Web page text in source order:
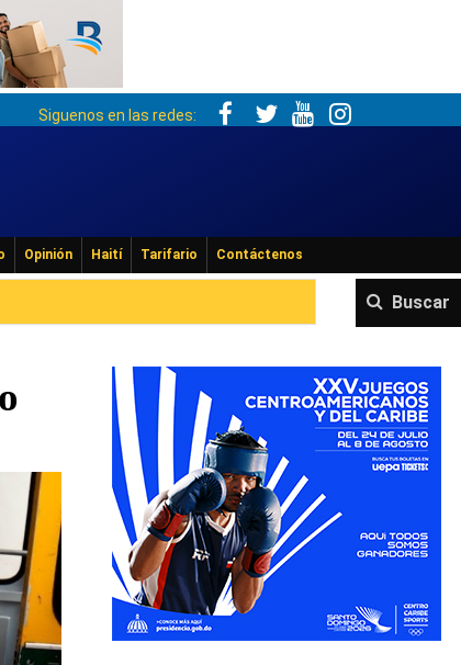
Siguenos en las redes:
Opinión Haití Tarifario Contáctenos
Buscar